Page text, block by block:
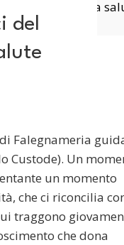
del
Falegnameria
Custode). Un
un momento
che ci riconcilia
traggono
che dona